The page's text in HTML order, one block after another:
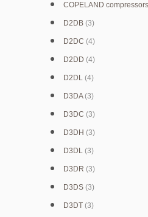
COPELAND compressors
D2DB (3)
D2DC (4)
D2DD (4)
D2DL (4)
D3DA (3)
D3DC (3)
D3DH (3)
D3DL (3)
D3DR (3)
D3DS (3)
D3DT (3)